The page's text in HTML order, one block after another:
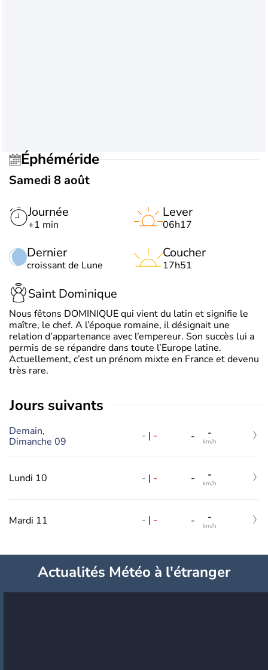
Éphéméride
Samedi 8 août
Journée
+1 min
Dernier
croissant de Lune
Lever
06h17
Coucher
17h51
Saint Dominique
Nous fêtons DOMINIQUE qui vient du latin et signifie le
maître, le chef. A l’époque romaine, il désignait une
relation d’appartenance avec l’empereur. Son succès lui a
permis de se répandre dans toute l’Europe latine.
Actuellement, c’est un prénom mixte en France et devenu
très rare.
jours suivants
Demain,
Dimanche 09
- | - - -
km/h
Lundi 10 - | - - -
km/h
Mardi 11 - | - - -
km/h
Actualités Météo à l'étranger